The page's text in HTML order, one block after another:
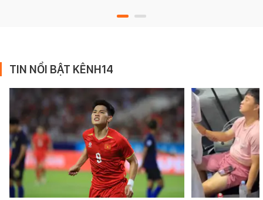
TIN NỔI BẬT KÊNH14